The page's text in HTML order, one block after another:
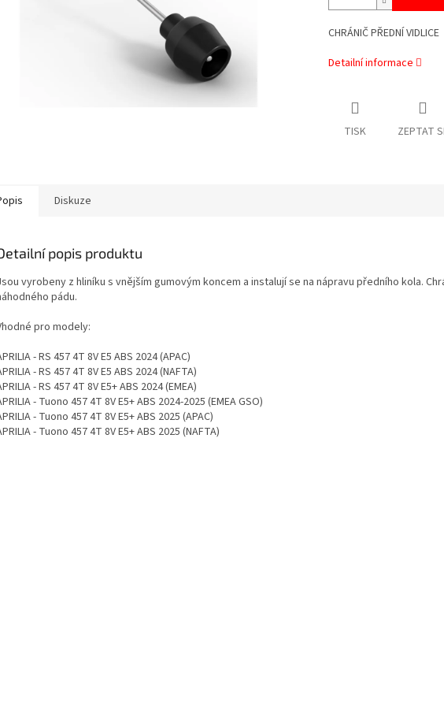
CHRÁNIČ PŘEDNÍ VIDLICE
Detailní informace
TISK ZEPTAT
Diskuze
popis produktu
vyrobeny z hliníku s vnějším gumovým koncem a instalují se na nápravu předního kola.
pádu.
pro modely:
- RS 457 4T 8V E5 ABS 2024 (APAC)
- RS 457 4T 8V E5 ABS 2024 (NAFTA)
- RS 457 4T 8V E5+ ABS 2024 (EMEA)
- Tuono 457 4T 8V E5+ ABS 2024-2025 (EMEA GSO)
- Tuono 457 4T 8V E5+ ABS 2025 (APAC)
- Tuono 457 4T 8V E5+ ABS 2025 (NAFTA)